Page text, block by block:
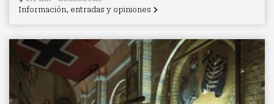
Información, entradas y opiniones